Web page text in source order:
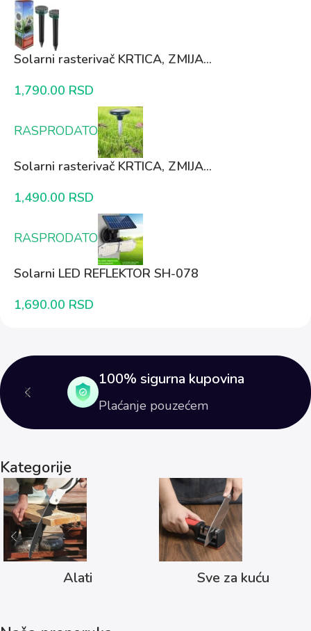
Solarni rasterivač KRTICA, ZMIJA...
1,790.00 RSD
RASPRODATO
Solarni rasterivač KRTICA, ZMIJA...
1,490.00 RSD
RASPRODATO
Solarni LED REFLEKTOR SH-078
1,690.00 RSD
100% sigurna kupovina
Plaćanje pouzećem
Kategorije
Alati Sve za kuću